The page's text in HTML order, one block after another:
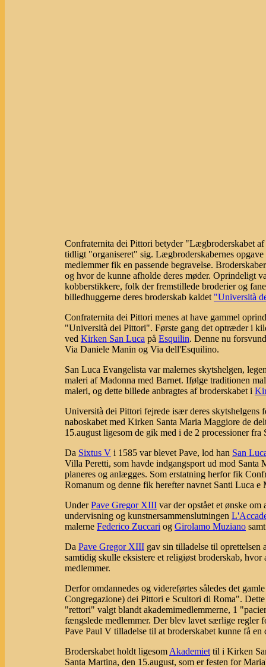
Confraternita dei Pittori betyder "Lægbroderskabet
tidligt "organiseret" sig. Lægbroderskabernes
medlemmer fik en passende begravelse.
og hvor de kunne afholde deres møder. Oprindeligt
kobberstikkere, folk der fremstillede broderier og
billedhuggerne deres broderskab kaldet "Università
Confraternita dei Pittori menes at have gammel
"Università dei Pittori". Første gang det optræder i
ved Kirken San Luca på Esquilin. Denne nu
Via Daniele Manin og Via dell'Esquilino.
San Luca Evangelista var malernes skytshelgen,
maleri af Madonna med Barnet. Ifølge traditionen
maleri, og dette billede anbragtes af broderskabet i
Università dei Pittori fejrede især deres skytshelgens
naboskabet med Kirken Santa Maria Maggiore de
15.august ligesom de gik med i de 2 processioner
Da Sixtus V i 1585 var blevet Pave, lod han San
Villa Peretti, som havde indgangsport ud mod
planeres og anlægges. Som erstatning herfor fik
Romanum og denne fik herefter navnet Santi Luca e
UnderPave Gregor XIII var der opstået et ønske
undervisning og kunstnersammenslutningen
malerne Federico Zuccari og Girolamo Muziano
Da Pave Gregor XIII gav sin tilladelse til oprettelsen
samtidig skulle eksistere et religiøst broderskab,
medlemmer.
Derfor omdannedes og videreførtes således det
Congregazione) dei Pittori e Scultori di Roma".
"rettori" valgt blandt akademimedlemmerne, 1
fængslede medlemmer. Der blev lavet særlige regler
Pave Paul V tilladelse til at broderskabet kunne få en
Broderskabet holdt ligesom Akademiet til i Kirken
Santa Martina, den 15.august, som er festen for